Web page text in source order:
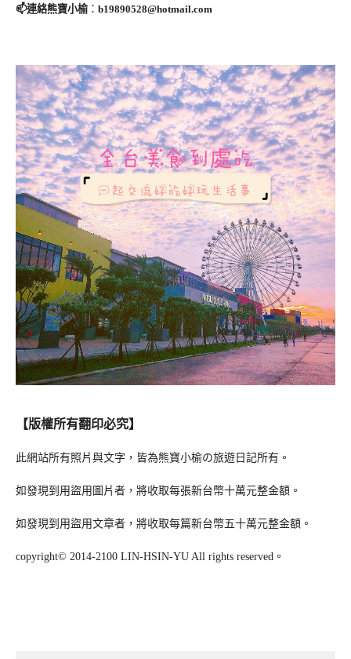
📫連絡熊寶小榆： b19890528@hotmail.com
【版權所有翻印必究】
此網站所有照片與文字，皆為熊寶小榆の旅遊日記所有。
如發現到用盜用圖片者，將收取每張新台幣十萬元整金額。
如發現到用盜用文章者，將收取每篇新台幣五十萬元整金額。
copyright© 2014-2100 LIN-HSIN-YU All rights reserved。